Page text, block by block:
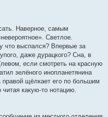
Наверное, самым
Светлое.
что выспался? Впервые за
даже дурацкого? Сна, в
если смотреть на красную
зелёного инопланетянина
щёлкает его по большим
какую-то нотацию.